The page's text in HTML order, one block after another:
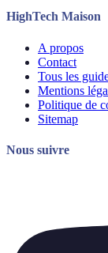
HighTech Maison
A propos
Contact
Tous les
Mentions
Politique de
Sitemap
Nous suivre